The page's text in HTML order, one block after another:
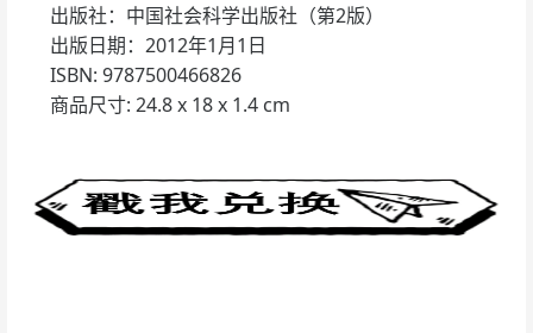
出版社：中国社会科学出版社（第2版）
出版日期：2012年1月1日
ISBN: 9787500466826
商品尺寸: 24.8 x 18 x 1.4 cm